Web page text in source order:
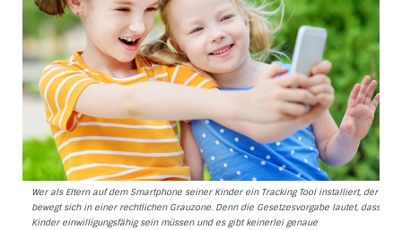
Wer als Eltern auf dem Smartphone seiner Kinder ein Tracking Tool installiert, der
bewegt sich in einer rechtlichen Grauzone. Denn die Gesetzesvorgabe lautet, dass
Kinder einwilligungsfähig sein müssen und es gibt keinerlei genaue